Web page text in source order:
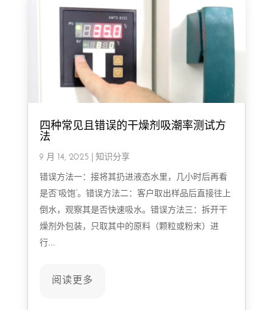
四种常见且错误的干燥剂吸潮率测试方
法
9 月 14, 2025 知识分享
错误方法一：接将其扔进液态水里，几小时后再看
是否“吸饱”。错误方法二：客户取出样品后直接往上
倒水，观察其是否快速吸水。错误方法三：拆开干
燥剂外包装，只取其中的原料（颗粒或粉末）进
行…
阅读更多